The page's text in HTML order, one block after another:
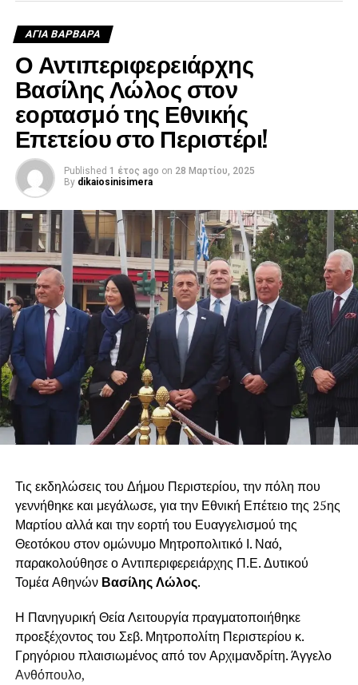
ΑΓΙΑ ΒΑΡΒΑΡΑ
Ο Αντιπεριφερειάρχης
Βασίλης Λώλος στον
εορτασμό της Εθνικής
Επετείου στο Περιστέρι!
Published 1 έτος ago on 28 Μαρτίου, 2025
By dikaiosinisimera
Τις εκδηλώσεις του Δήμου Περιστερίου, την πόλη που
γεννήθηκε και μεγάλωσε, για την Εθνική Επέτειο της 25ης
Μαρτίου αλλά και την εορτή του Ευαγγελισμού της
Θεοτόκου στον ομώνυμο Μητροπολιτικό Ι. Ναό,
παρακολούθησε ο Αντιπεριφερειάρχης Π.Ε. Δυτικού
Τομέα Αθηνών Βασίλης Λώλος.
Η Πανηγυρική Θεία Λειτουργία πραγματοποιήθηκε
προεξέχοντος του Σεβ. Μητροπολίτη Περιστερίου κ.
Γρηγόριου πλαισιωμένος από τον Αρχιμανδρίτη. Άγγελο
Ανθόπουλο,